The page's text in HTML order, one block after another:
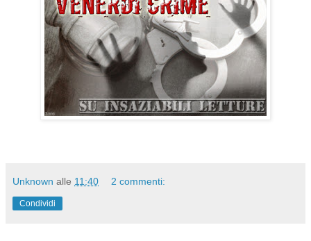
Unknown alle 11:40 2 commenti:
Condividi